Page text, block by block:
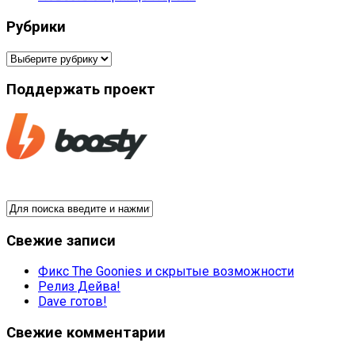
Рубрики
Рубрики
Поддержать проект
Свежие записи
Фикс The Goonies и скрытые возможности
Релиз Дейва!
Dave готов!
Свежие комментарии